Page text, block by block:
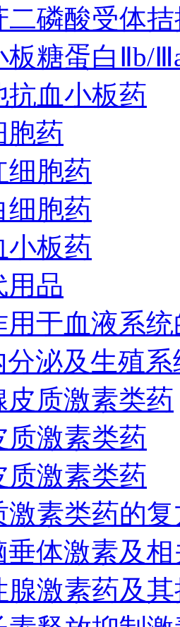
二磷酸受体
板糖蛋白Ⅱb/
抗血小板药
胞药
细胞药
细胞药
小板药
用品
用于血液系
泌及生殖
皮质激素类药
质激素类药
质激素类药
激素类药的
垂体激素及
腺激素药及